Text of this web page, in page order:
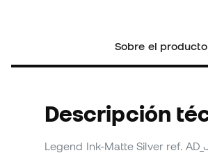
Sobre el producto
Descripción
Legend Ink-Matte Silver ref.